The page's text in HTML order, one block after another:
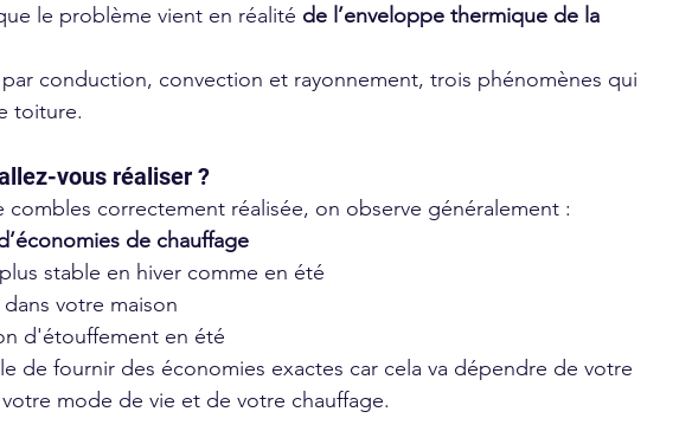
le problème vient en réalité de l’enveloppe thermique de la
conduction, convection et rayonnement, trois phénomènes qui
toiture.
vous réaliser ?
combles correctement réalisée, on observe généralement :
de chauffage
stable en hiver comme en été
votre maison
d'étouffement en été
de fournir des économies exactes car cela va dépendre de votre
mode de vie et de votre chauffage.